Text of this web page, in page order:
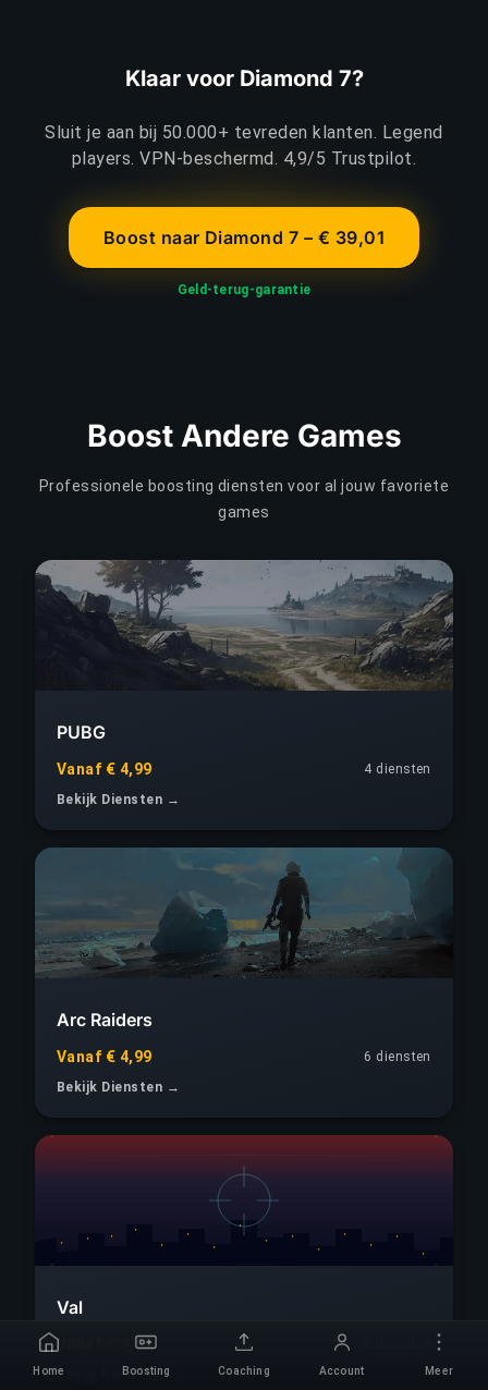
Klaar voor Diamond 7?
Sluit je aan bij 50.000+ tevreden klanten. Legend
players. VPN-beschermd. 4,9/5 Trustpilot.
Boost naar Diamond 7 – € 39,01
Geld-terug-garantie
Boost Andere Games
Professionele boosting diensten voor al jouw favoriete
games
PUBG
Vanaf € 4,99
4 diensten
Bekijk Diensten →
Arc Raiders
Vanaf € 4,99
6 diensten
Bekijk Diensten →
Val
Vanaf € 4,99
Bekijk Diensten →
Home Boosting Coaching Account Meer